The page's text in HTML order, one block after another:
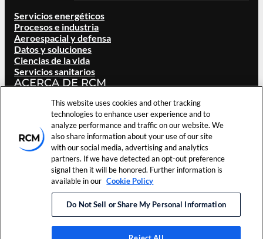
Servicios energéticos
Procesos e industria
Aeroespacial y defensa
Datos y soluciones
Ciencias de la vida
Servicios sanitarios
ACERCA DE RCM
Visión general
Nuestra marca
Ubicaciones
Carreras
Inversores
Noticias y eventos
Recursos
Contacta con nosotros
RCM Technologies, Inc.
Todos los derechos reservados.
Preferencias
de cookies
This website uses cookies and other tracking
technologies to enhance user experience and to
analyze performance and traffic on our website. We
also share information about your use of our site
with our social media, advertising and analytics
partners. If we have detected an opt-out preference
signal then it will be honored. Further information is
available in our Cookie Policy
Do Not Sell or Share My Personal Information